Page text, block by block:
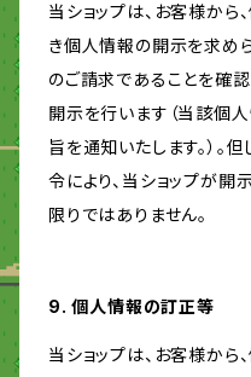
当ショップは、お客様か
き個人情報の開示を求め
のご請求であることを確認
開示を行います（当該個
旨を通知いたします。）。
令により、当ショップが
限りではありません。
9. 個人情報の訂正等
当ショップは、お客様か